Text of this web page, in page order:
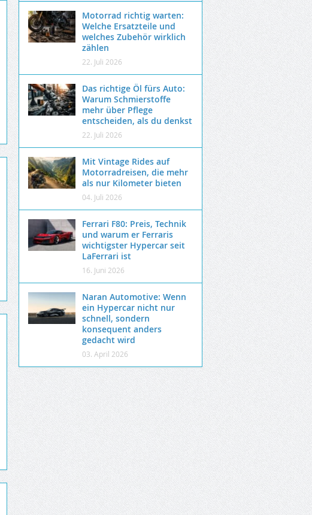
Motorrad richtig warten:
Welche Ersatzteile und
welches Zubehör wirklich
zählen
22. Juli 2026
Das richtige Öl fürs Auto:
Warum Schmierstoffe
mehr über Pflege
entscheiden, als du denkst
22. Juli 2026
Mit Vintage Rides auf
Motorradreisen, die mehr
als nur Kilometer bieten
04. Juli 2026
Ferrari F80: Preis, Technik
und warum er Ferraris
wichtigster Hypercar seit
LaFerrari ist
16. Juni 2026
Naran Automotive: Wenn
ein Hypercar nicht nur
schnell, sondern
konsequent anders
gedacht wird
03. April 2026